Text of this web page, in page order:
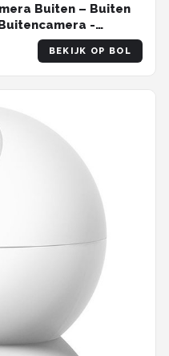
Buiten – Buiten
-
- Met WiFi en APP -
BEKIJK OP BOL